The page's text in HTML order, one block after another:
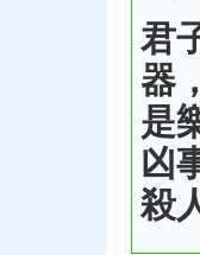
君
器
是
凶
殺